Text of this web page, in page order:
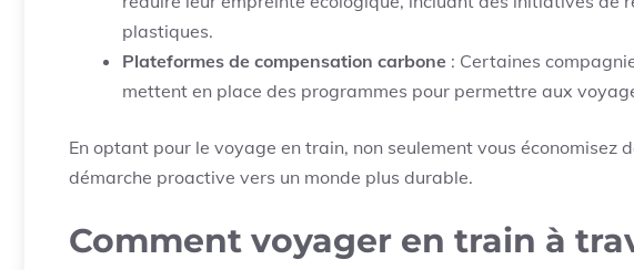
plastiques.
Plateformes de compensation carbone : Certaines
mettent en place des programmes pour permettre aux
En optant pour le voyage en train, non seulement vous économisez
démarche proactive vers un monde plus durable.
Comment voyager en train à